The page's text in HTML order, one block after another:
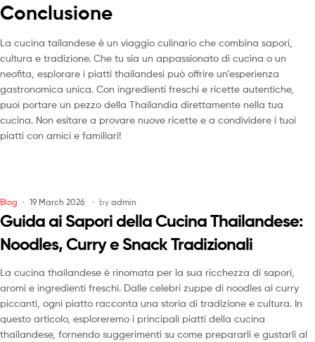
Conclusione
La cucina tailandese è un viaggio culinario che combina sapori,
cultura e tradizione. Che tu sia un appassionato di cucina o un
neofita, esplorare i piatti thailandesi può offrire un’esperienza
gastronomica unica. Con ingredienti freschi e ricette autentiche,
puoi portare un pezzo della Thailandia direttamente nella tua
cucina. Non esitare a provare nuove ricette e a condividere i tuoi
piatti con amici e familiari!
Blog 19 March 2026 by admin
Guida ai Sapori della Cucina Thailandese:
Noodles, Curry e Snack Tradizionali
La cucina thailandese è rinomata per la sua ricchezza di sapori,
aromi e ingredienti freschi. Dalle celebri zuppe di noodles ai curry
piccanti, ogni piatto racconta una storia di tradizione e cultura. In
questo articolo, esploreremo i principali piatti della cucina
thailandese, fornendo suggerimenti su come prepararli e gustarli al